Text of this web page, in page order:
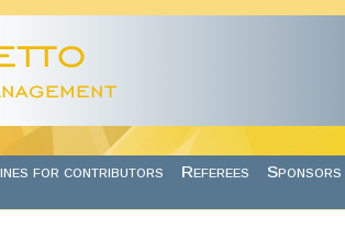
for contributors Referees Sponsors